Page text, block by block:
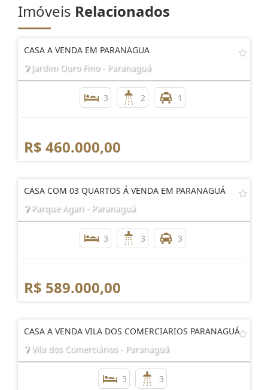
Imóveis Relacionados
CASA A VENDA EM PARANAGUA
Jardim Ouro Fino - Paranaguá
3 2 1
R$ 460.000,00
CASA COM 03 QUARTOS Á VENDA EM PARANAGUÁ
Parque Agari - Paranaguá
3 3 3
R$ 589.000,00
CASA A VENDA VILA DOS COMERCIARIOS PARANAGUÁ
Vila dos Comerciários - Paranaguá
3 3